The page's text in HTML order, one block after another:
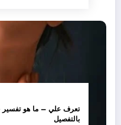
تعرف علي – ما هو تفسير
بالتفصيل